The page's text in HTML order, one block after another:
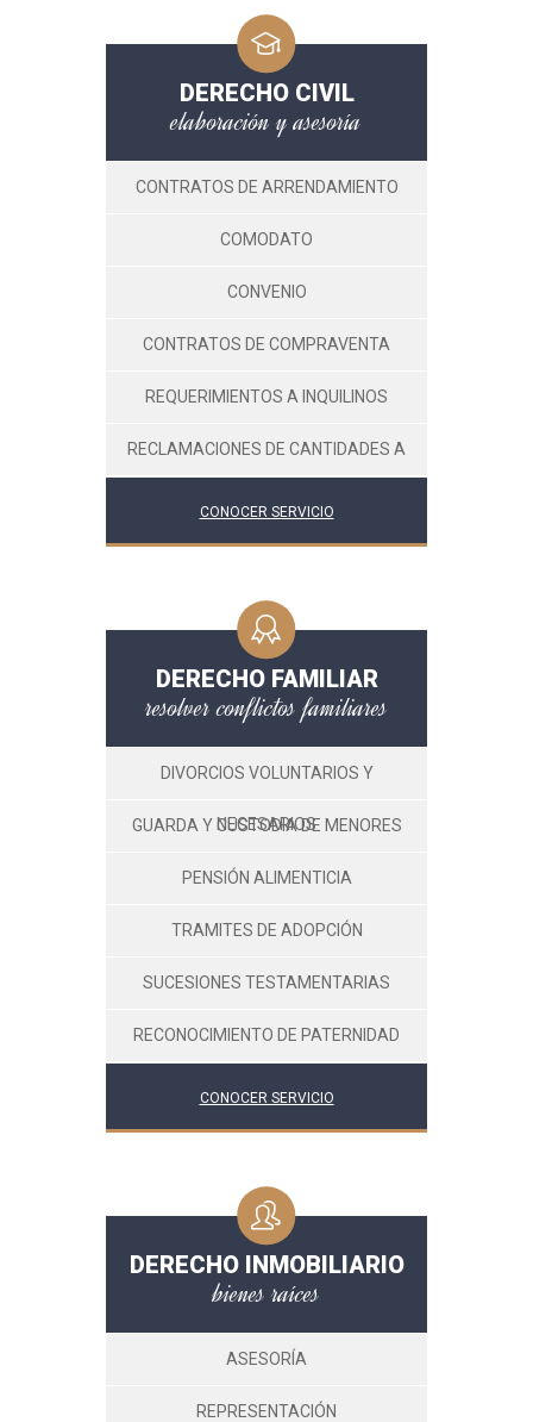
DERECHO CIVIL
elaboración y asesoría
CONTRATOS DE ARRENDAMIENTO
COMODATO
CONVENIO
CONTRATOS DE COMPRAVENTA
REQUERIMIENTOS A INQUILINOS
RECLAMACIONES DE CANTIDADES A
CONOCER SERVICIO
DERECHO FAMILIAR
resolver conflictos familiares
DIVORCIOS VOLUNTARIOS Y
NECESARIOS
GUARDA Y CUSTODIA DE MENORES
PENSIÓN ALIMENTICIA
TRAMITES DE ADOPCIÓN
SUCESIONES TESTAMENTARIAS
RECONOCIMIENTO DE PATERNIDAD
CONOCER SERVICIO
DERECHO INMOBILIARIO
bienes raíces
ASESORÍA
REPRESENTACIÓN